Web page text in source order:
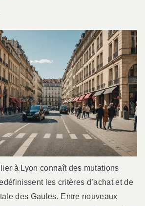
à Lyon connaît des mutations
les critères d’achat et de
des Gaules. Entre nouveaux